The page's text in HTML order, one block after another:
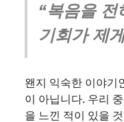
“복음을 전
기회가 제
왠지 익숙한 이야기
이 아닙니다. 우리
을 느낀 적이 있을